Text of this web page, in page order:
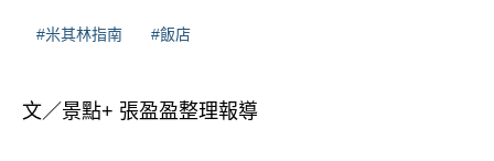
#米其林指南 #飯店
文／景點+ 張盈盈整理報導